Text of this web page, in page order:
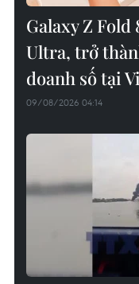
Galaxy Z Fold
Ultra, trở
doanh số tại
09/08/2026 04:14